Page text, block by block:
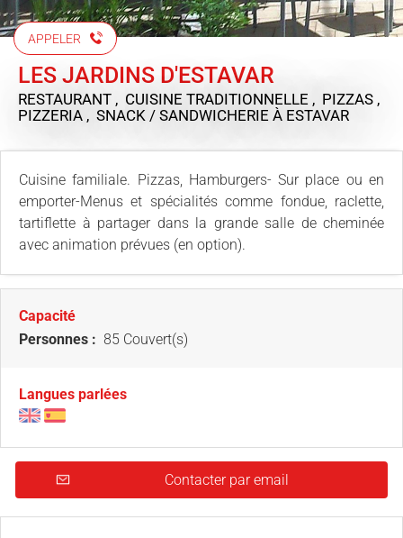
APPELER
LES JARDINS D'ESTAVAR
RESTAURANT , CUISINE TRADITIONNELLE , PIZZAS ,
PIZZERIA , SNACK / SANDWICHERIE À ESTAVAR
Cuisine familiale. Pizzas, Hamburgers- Sur place ou en
emporter-Menus et spécialités comme fondue, raclette,
tartiflette à partager dans la grande salle de cheminée
avec animation prévues (en option).
Capacité
Personnes : 85 Couvert(s)
Langues parlées
Contacter par email